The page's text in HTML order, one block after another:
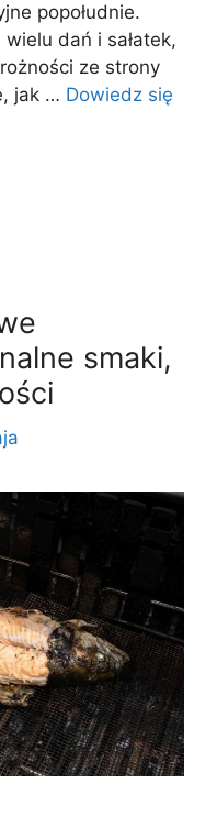
popołudnie.
dań i sałatek,
ze strony
jak … Dowiedz się
smaki,